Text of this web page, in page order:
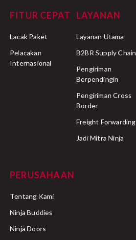
FITUR CEPAT
Lacak Paket
Pelacakan
Internasional
LAYANAN
Layanan Utama
B2BR Supply Chain
Pengiriman
Berpendingin
Pengiriman Cross
Border
Freight Forwarding
Jadi Mitra Ninja
PERUSAHAAN
Tentang Kami
Ninja Buddies
Ninja Doors